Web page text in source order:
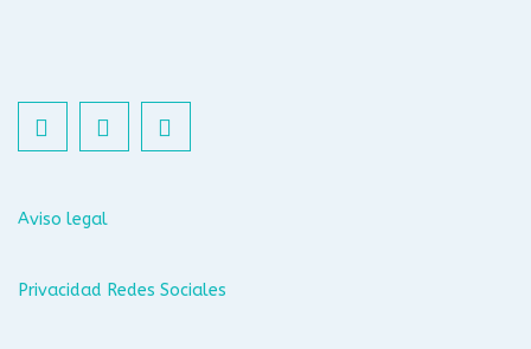
Aviso legal
Privacidad Redes Sociales